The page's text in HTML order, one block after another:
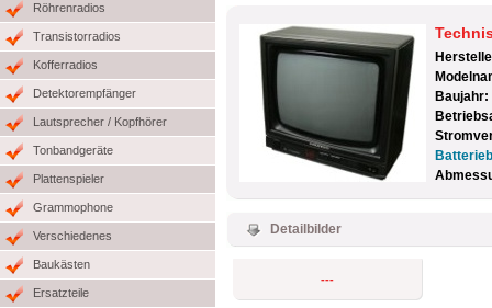
Röhrenradios
Transistorradios
Kofferradios
Detektorempfänger
Lautsprecher / Kopfhörer
Tonbandgeräte
Plattenspieler
Grammophone
Verschiedenes
Baukästen
Ersatzteile
Baujahr:
Detailbilder
---